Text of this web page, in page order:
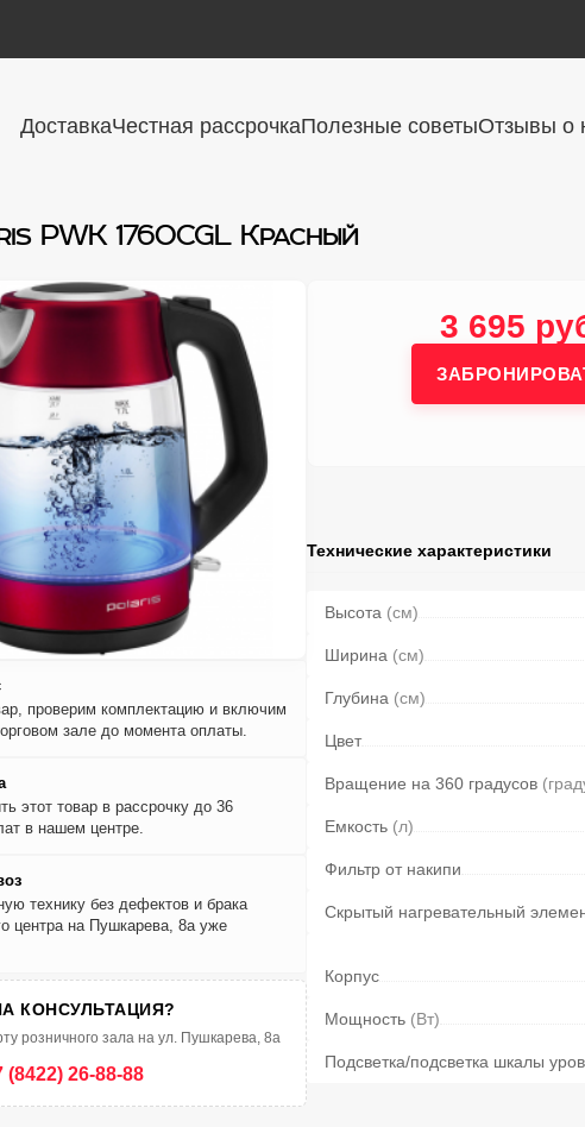
ДоставкаЧестная рассрочкаПолезные советыОтзывы о
PWK 1760CGL Красный
проверим комплектацию и включим
зале до момента оплаты.
этот товар в рассрочку до 36
в нашем центре.
технику без дефектов и брака
центра на Пушкарева, 8а уже
КОНСУЛЬТАЦИЯ?
розничного зала на ул. Пушкарева, 8а
(8422) 26-88-88
3 695
Технические характеристики
Высота (см)
Ширина (см)
Глубина (см)
Цвет
Вращение на 360 градусов
Емкость (л)
Фильтр от накипи
Скрытый нагревательный
Корпус
Мощность (Вт)
Подсветка/подсветка шкалы